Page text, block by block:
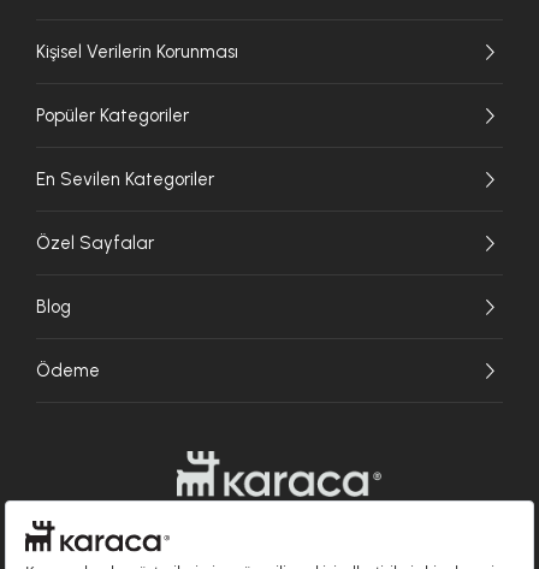
Kişisel Verilerin Korunması
Popüler Kategoriler
En Sevilen Kategoriler
Özel Sayfalar
Blog
Ödeme